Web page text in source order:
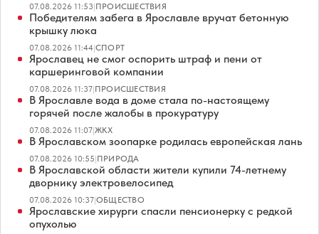
07.08.2026 11:53|ПРОИСШЕСТВИЯ
Победителям забега в Ярославле вручат бетонную
крышку люка
07.08.2026 11:44|СПОРТ
Ярославец не смог оспорить штраф и пени от
каршеринговой компании
07.08.2026 11:37|ПРОИСШЕСТВИЯ
В Ярославле вода в доме стала по-настоящему
горячей после жалобы в прокуратуру
07.08.2026 11:07|ЖКХ
В Ярославском зоопарке родилась европейская лань
07.08.2026 10:55|ПРИРОДА
В Ярославской области жители купили 74-летнему
дворнику электровелосипед
07.08.2026 10:37|ОБЩЕСТВО
Ярославские хирурги спасли пенсионерку с редкой
опухолью